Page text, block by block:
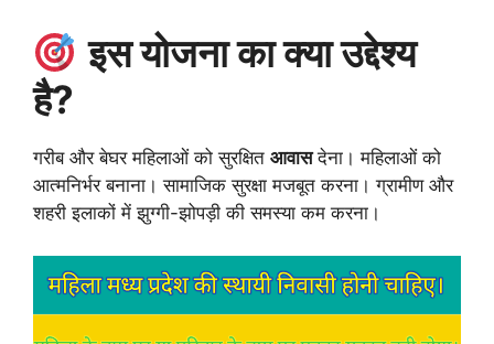
इस योजना का क्या उद्देश्य
है?
गरीब और बेघर महिलाओं को सुरक्षित आवासदेना। महिलाओं को
आत्मनिर्भर बनाना। सामाजिक सुरक्षा मजबूत करना। ग्रामीण और
शहरी इलाकों में झुग्गी-झोपड़ी की समस्या कम करना।